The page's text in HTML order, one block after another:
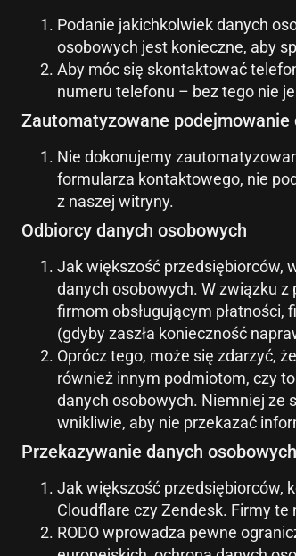
Podanie jakichkolwiek danych
osobowych jest konieczne, aby
Aby móc się skontaktować
numeru telefonu – bez tego nie
Zautomatyzowane
Nie dokonujemy
formularza kontaktowego, nie
z naszej witryny.
Odbiorcy danych osobowych
Jak większość przedsiębiorców,
danych osobowych. W związku
firmom obsługującym
(gdyby zaszła konieczność
Oprócz tego, może się zdarzyć,
również innym podmiotom, czy
danych osobowych. Niemniej ze
wnikliwie, aby nie przekazać
Przekazywanie danych
Jak większość przedsiębiorców,
Cloudflare czy Zendesk. Firmy
RODO wprowadza pewne